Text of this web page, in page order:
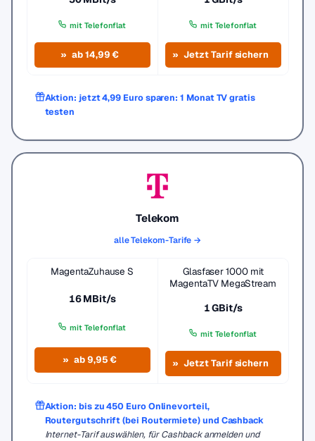
mit Telefonflat
ab 14,99 €
mit Telefonflat
Jetzt Tarif sichern
Aktion: jetzt 4,99 Euro sparen: 1 Monat TV gratis
testen
Telekom
alle Telekom-Tarife →
MagentaZuhause S
16 MBit/s
mit Telefonflat
ab 9,95 €
Glasfaser 1000 mit
MagentaTV MegaStream
1 GBit/s
mit Telefonflat
Jetzt Tarif sichern
Aktion: bis zu 450 Euro Onlinevorteil,
Routergutschrift (bei Routermiete) und Cashback
Internet-Tarif auswählen, für Cashback anmelden und